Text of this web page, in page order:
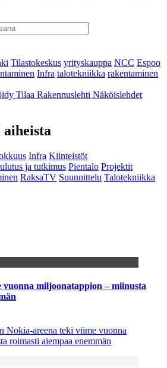
Tilastokeskus yrityskauppa NCC Espoo
Infra talotekniikka rakentaminen
Tilaa Rakennuslehti Näköislehdet
aiheista
Infra Kiinteistöt
ja tutkimus Pientalo Projektit
RaksaTV Suunnittelu Talotekniikka
vuonna miljoonatappion – miinusta
Nokia-areena teki viime vuonna
roimasti aiempaa enemmän